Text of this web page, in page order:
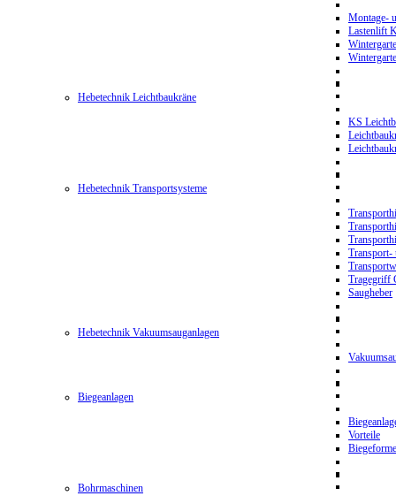
Montage-
Lastenlift
Hebetechnik Leichtbaukräne
KS
Hebetechnik Transportsysteme
Transport-
Tragegriff
Saugheber
Hebetechnik Vakuumsauganlagen
Biegeanlagen
Vorteile
Bohrmaschinen